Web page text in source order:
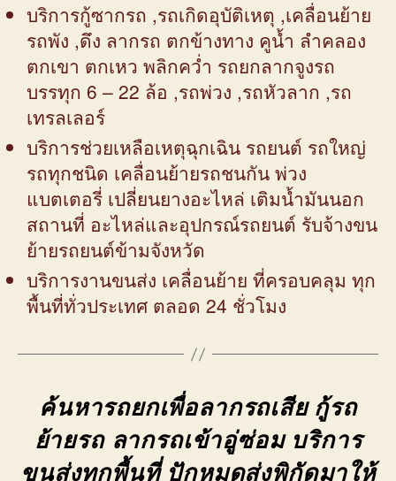
บริการกู้ซากรถ ,รถเกิดอุบัติเหตุ ,เคลื่อนย้าย
รถพัง ,ดึง ลากรถ ตกข้างทาง คูน้ำ ลำคลอง
ตกเขา ตกเหว พลิกคว่ำ รถยกลากจูงรถ
บรรทุก 6 – 22 ล้อ ,รถพ่วง ,รถหัวลาก ,รถ
เทรลเลอร์
บริการช่วยเหลือเหตุฉุกเฉิน รถยนต์ รถใหญ่
รถทุกชนิด เคลื่อนย้ายรถชนกัน พ่วง
แบตเตอรี่ เปลี่ยนยางอะไหล่ เติมน้ำมันนอก
สถานที่ อะไหล่และอุปกรณ์รถยนต์ รับจ้างขน
ย้ายรถยนต์ข้ามจังหวัด
บริการงานขนส่ง เคลื่อนย้าย ที่ครอบคลุม ทุก
พื้นที่ทั่วประเทศ ตลอด 24 ชั่วโมง
ค้นหารถยกเพื่อลากรถเสีย กู้รถ
ย้ายรถ ลากรถเข้าอู่ซ่อม บริการ
ขนส่งทุกพื้นที่ ปักหมุดส่งพิกัดมาให้